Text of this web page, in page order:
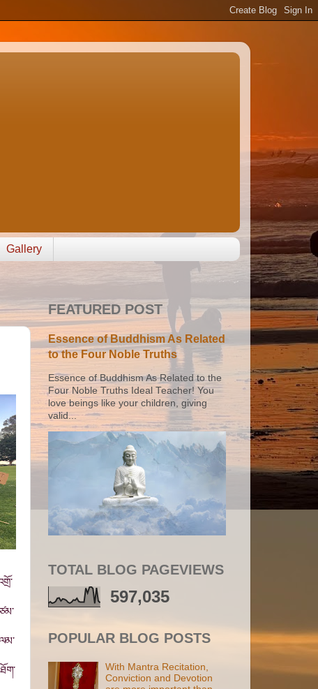
Gallery
FEATURED POST
Essence of Buddhism As Related
to the Four Noble Truths
Essence of Buddhism As Related to the
Four Noble Truths Ideal Teacher! You
love beings like your children, giving
valid...
TOTAL BLOG PAGEVIEWS
597,035
POPULAR BLOG POSTS
With Mantra Recitation,
Conviction and Devotion